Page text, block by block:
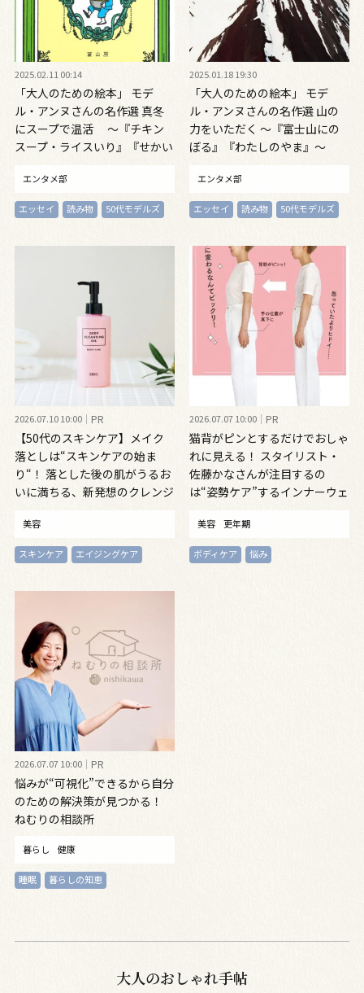
2025.02.11 00:14
「大人のための絵本」 モデ
ル・アンヌさんの名作選 真冬
にスープで温活 ～『チキン
スープ・ライスいり』『せかい
vol.29
エンタメ部
エッセイ 読み物 50代モデルズ
2025.01.18 19:30
「大人のための絵本」 モデ
ル・アンヌさんの名作選 山の
力をいただく ～『富士山にの
ぼる』『わたしのやま』～
エンタメ部
エッセイ 読み物 50代モデルズ
2026.07.10 10:00 PR
【50代のスキンケア】メイク
落としは“スキンケアの始ま
り“！ 落とした後の肌がうるお
いに満ちる、新発想のクレンジ
美容
スキンケア エイジングケア
2026.07.07 10:00 PR
猫背がピンとするだけでおしゃ
れに見える！ スタイリスト・
佐藤かなさんが注目するの
は“姿勢ケア”するインナーウェ
美容 更年期
ボディケア 悩み
2026.07.07 10:00 PR
悩みが“可視化”できるから自分
のための解決策が見つかる！
ねむりの相談所
暮らし 健康
睡眠 暮らしの知恵
大人のおしゃれ手帖